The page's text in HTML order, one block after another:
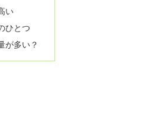
い
ひとつ
が多い？